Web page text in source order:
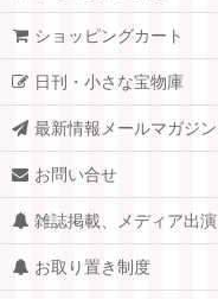
ショッピングカート
日刊・小さな宝物庫
最新情報メールマガジン
お問い合せ
雑誌掲載、メディア出演
お取り置き制度